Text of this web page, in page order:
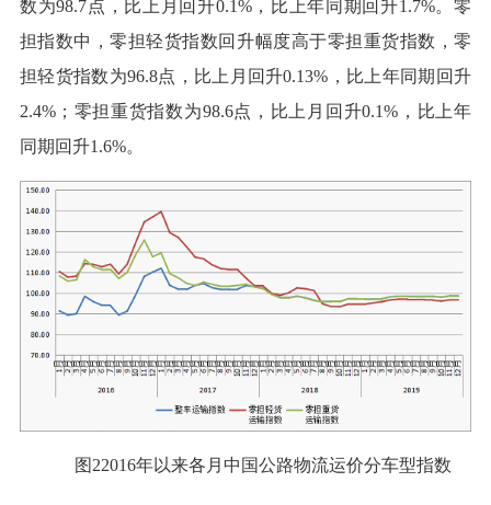
数为98.7点，比上月回升0.1%，比上年同期回升1.7%。零
担指数中，零担轻货指数回升幅度高于零担重货指数，零
担轻货指数为96.8点，比上月回升0.13%，比上年同期回升
2.4%；零担重货指数为98.6点，比上月回升0.1%，比上年
同期回升1.6%。
图22016年以来各月中国公路物流运价分车型指数